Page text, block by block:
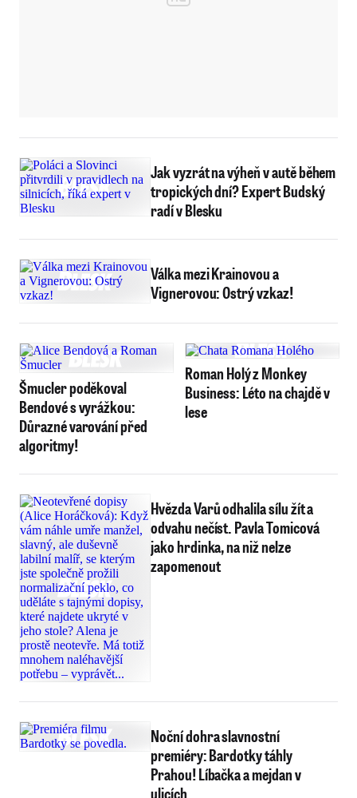
Jak vyzrát na výheň v autě během
tropických dní? Expert Budský
radí v Blesku
Válka mezi Krainovou a
Vignerovou: Ostrý vzkaz!
Šmucler poděkoval
Bendové s vyrážkou:
Důrazné varování před
algoritmy!
Roman Holý z Monkey
Business: Léto na chajdě v
lese
Hvězda Varů odhalila sílu žít a
odvahu nečíst. Pavla Tomicová
jako hrdinka, na niž nelze
zapomenout
Noční dohra slavnostní
premiéry: Bardotky táhly
Prahou! Líbačka a mejdan v
ulicích